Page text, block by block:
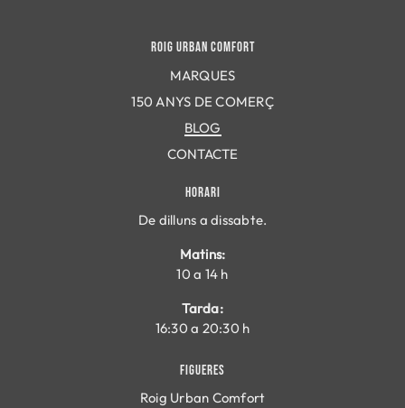
ROIG URBAN COMFORT
MARQUES
150 ANYS DE COMERÇ
BLOG
CONTACTE
HORARI
De dilluns a dissabte.
Matins:
10 a 14 h
Tarda:
16:30 a 20:30 h
FIGUERES
Roig Urban Comfort